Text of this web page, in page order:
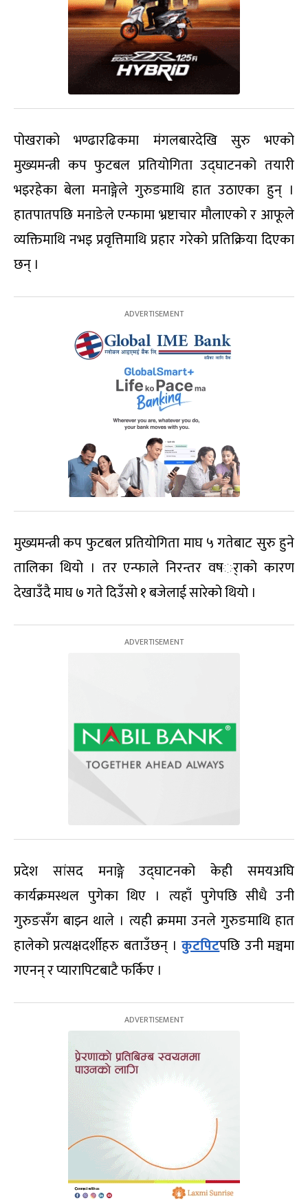
पोखराको भण्ढारढिकमा मंगलबारदेखि सुरु भएको
मुख्यमन्त्री कप फुटबल प्रतियोगिता उद्घाटनको तयारी
भइरहेका बेला मनाङ्गेले गुरुङमाथि हात उठाएका हुन् ।
हातपातपछि मनाङेले एन्फामा भ्रष्टाचार मौलाएको र आफूले
व्यक्तिमाथि नभइ प्रवृत्तिमाथि प्रहार गरेको प्रतिक्रिया दिएका
छन् ।
मुख्यमन्त्री कप फुटबल प्रतियोगिता माघ ५ गतेबाट सुरु हुने
तालिका थियो । तर एन्फाले निरन्तर वषर्ाको कारण
देखाउँदै माघ ७ गते दिउँसो १ बजेलाई सारेको थियो ।
प्रदेश सांसद मनाङ्गे उद्घाटनको केही समयअघि
कार्यक्रमस्थल पुगेका थिए । त्यहाँ पुगेपछि सीधै उनी
गुरुङसँग बाझ्न थाले । त्यही क्रममा उनले गुरुङमाथि हात
हालेको प्रत्यक्षदर्शीहरु बताउँछन् ।कुटपिटपछि उनी मञ्चमा
गएनन् र प्यारापिटबाटै फर्किए ।